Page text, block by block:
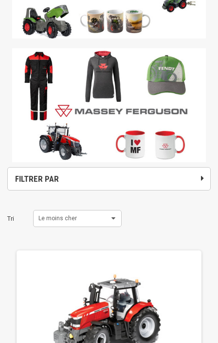
FILTRER PAR
Tri Le moins cher